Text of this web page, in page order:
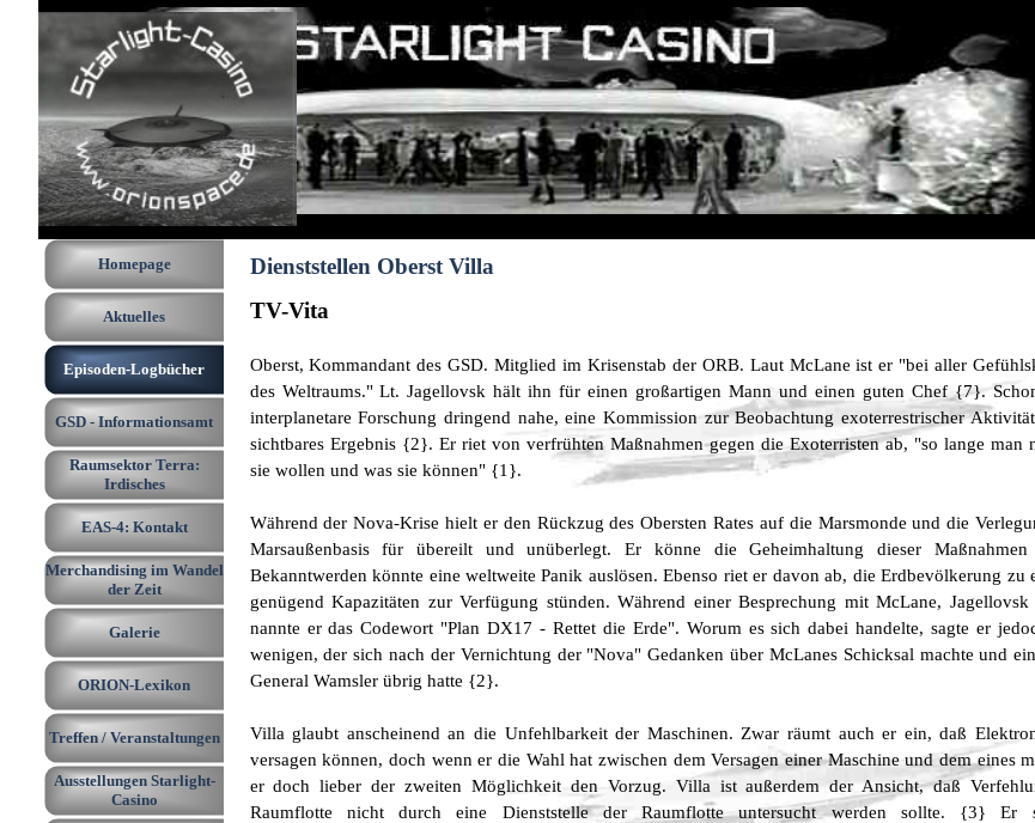
Direkt zum Seiteninhalt
Menü überspringen
Homepage
Aktuelles
Episoden-Logbücher ▼
GSD - Informationsamt ▼
Raumsektor Terra:
Irdisches
▼
EAS-4: Kontakt ▼
Merchandising im Wandel
der Zeit
▼
Galerie ▼
ORION-Lexikon ▼
Treffen / Veranstaltungen ▼
Ausstellungen Starlight-
Casino
▼
Dienststellen Oberst Villa
TV-Vita
Oberst, Kommandant des GSD. Mitglied im Krisenstab der ORB. Laut McLane ist er "bei aller
des Weltraums." Lt. Jagellovsk hält ihn für einen großartigen Mann und einen guten Chef {7}.
interplanetare Forschung dringend nahe, eine Kommission zur Beobachtung exoterrestrischer
sichtbares Ergebnis {2}. Er riet von verfrühten Maßnahmen gegen die Exoterristen ab, "so lange man
sie wollen und was sie können" {1}.
Während der Nova-Krise hielt er den Rückzug des Obersten Rates auf die Marsmonde und die
Marsaußenbasis für übereilt und unüberlegt. Er könne die Geheimhaltung dieser
Bekanntwerden könnte eine weltweite Panik auslösen. Ebenso riet er davon ab, die Erdbevölkerung zu
genügend Kapazitäten zur Verfügung stünden. Während einer Besprechung mit McLane,
nannte er das Codewort "Plan DX17 - Rettet die Erde". Worum es sich dabei handelte, sagte er
wenigen, der sich nach der Vernichtung der "Nova" Gedanken über McLanes Schicksal machte und
General Wamsler übrig hatte {2}.
Villa glaubt anscheinend an die Unfehlbarkeit der Maschinen. Zwar räumt auch er ein, daß
versagen können, doch wenn er die Wahl hat zwischen dem Versagen einer Maschine und dem eines
er doch lieber der zweiten Möglichkeit den Vorzug. Villa ist außerdem der Ansicht, daß
Raumflotte nicht durch eine Dienststelle der Raumflotte untersucht werden sollte. {3}